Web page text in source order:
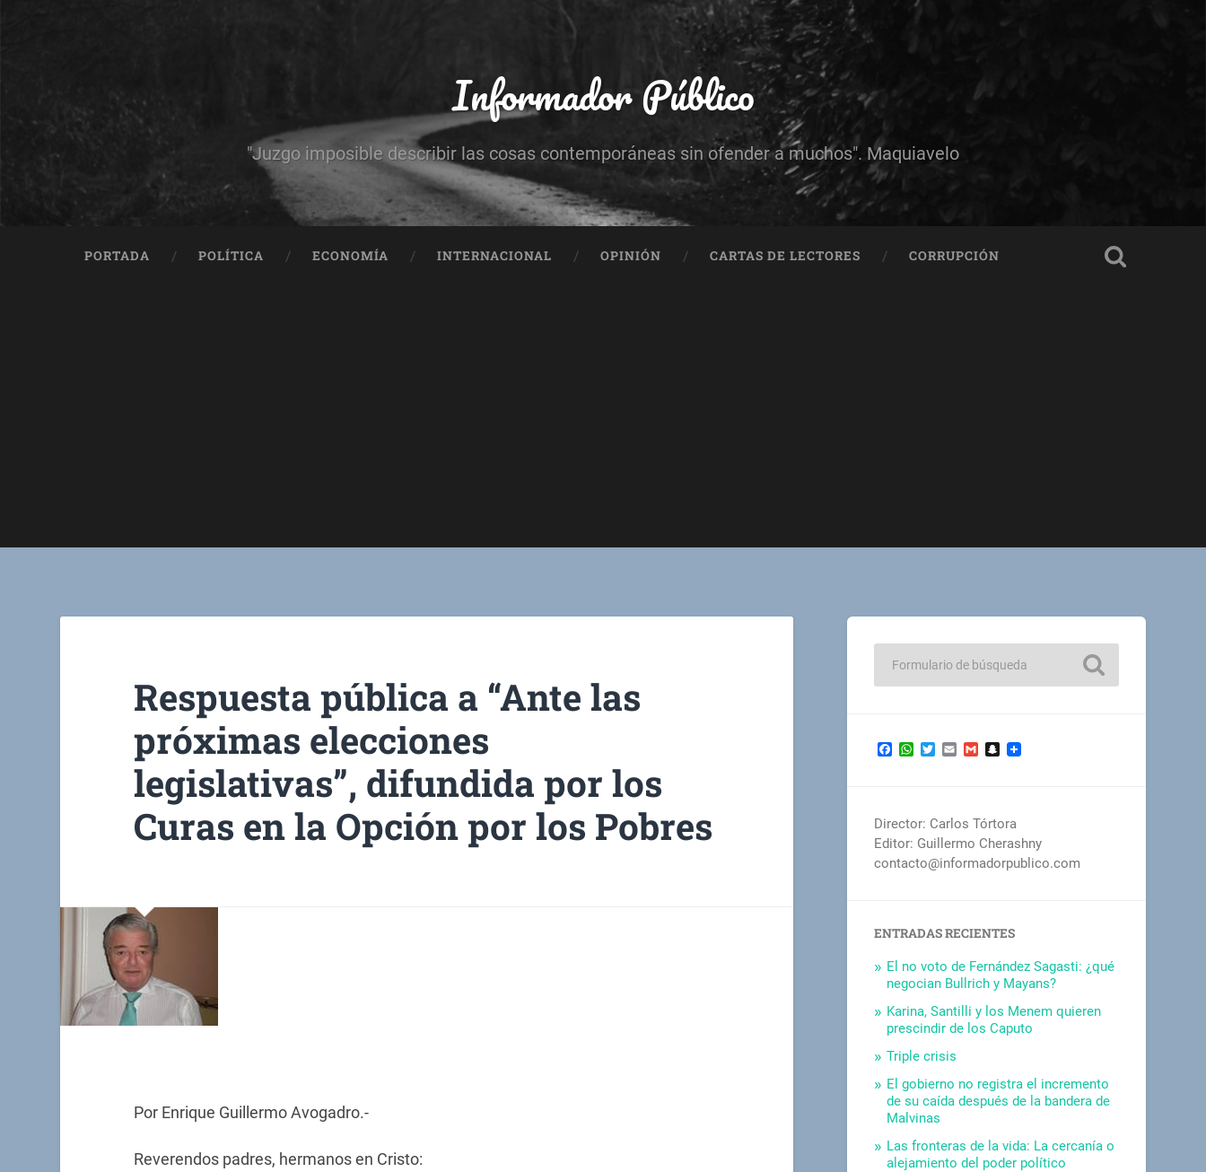
Informador Público
"Juzgo imposible describir las cosas contemporáneas sin ofender a muchos". Maquiavelo
PORTADA POLÍTICA ECONOMÍA INTERNACIONAL OPINIÓN CARTAS DE LECTORES CORRUPCIÓN
Respuesta pública a “Ante las
próximas elecciones
legislativas”, difundida por los
Curas en la Opción por los Pobres
Por Enrique Guillermo Avogadro.-
Reverendos padres, hermanos en Cristo:
Facebook
WhatsApp
TwitterEmailGmailSnapchat
Director: Carlos Tórtora
Editor: Guillermo Cherashny
contacto@informadorpublico.com
ENTRADAS RECIENTES
El no voto de Fernández Sagasti: ¿qué
negocian Bullrich y Mayans?
Karina, Santilli y los Menem quieren
prescindir de los Caputo
Triple crisis
El gobierno no registra el incremento
de su caída después de la bandera de
Malvinas
Las fronteras de la vida: La cercanía o
alejamiento del poder político